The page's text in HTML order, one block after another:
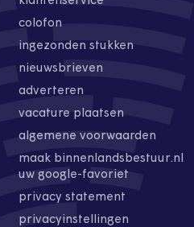
colofon
ingezonden stukken
nieuwsbrieven
adverteren
vacature plaatsen
algemene voorwaarden
maak binnenlandsbestuur.nl
uw google-favoriet
privacy statement
privacyinstellingen